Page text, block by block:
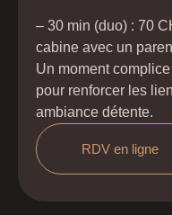
– 30 min (duo) : 70
cabine avec un
Un moment
pour renforcer les
ambiance détente.
RDV en ligne